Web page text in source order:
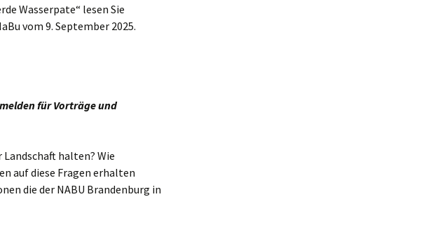
Wasserpate“ lesen Sie
vom 9. September 2025.
für Vorträge und
Landschaft halten? Wie
auf diese Fragen erhalten
die der NABU Brandenburg in